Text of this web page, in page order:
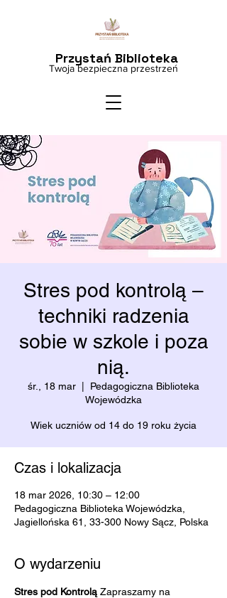
Twoja bezpieczna przestrzeń
Przystań Biblioteka
Stres pod kontrolą –
techniki radzenia
sobie w szkole i poza
nią.
śr., 18 mar
Pedagogiczna Biblioteka
Wojewódzka
Wiek uczniów od 14 do 19 roku życia
Czas i lokalizacja
18 mar 2026, 10:30 – 12:00
Pedagogiczna Biblioteka Wojewódzka,
Jagiellońska 61, 33-300 Nowy Sącz, Polska
O wydarzeniu
Stres pod Kontrolą Zapraszamy na